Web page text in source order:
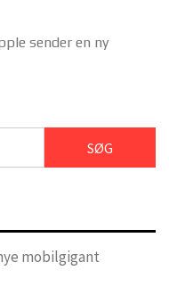
sender en ny
mobilgigant